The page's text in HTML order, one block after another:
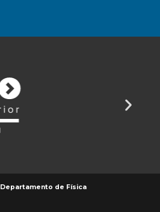
Departamento de Física